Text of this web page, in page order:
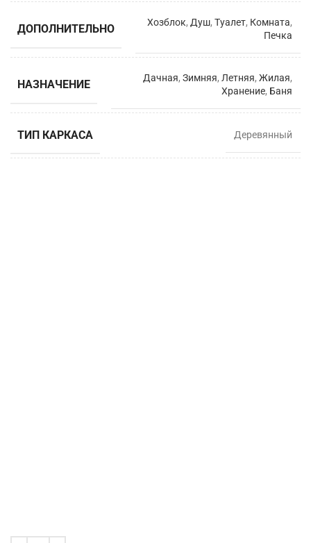
ДОПОЛНИТЕЛЬНО Хозблок, Душ, Туалет, Комната,
Печка
НАЗНАЧЕНИЕ Дачная, Зимняя, Летняя, Жилая,
Хранение, Баня
ТИП КАРКАСА Деревянный